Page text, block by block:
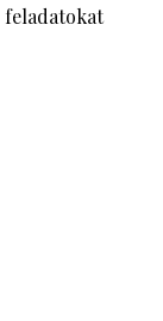
feladatokat